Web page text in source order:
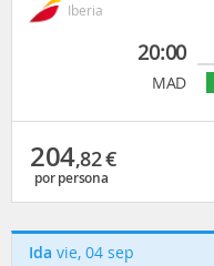
Iberia
20:00
MAD
204,82€
por persona
Ida vie, 04 sep